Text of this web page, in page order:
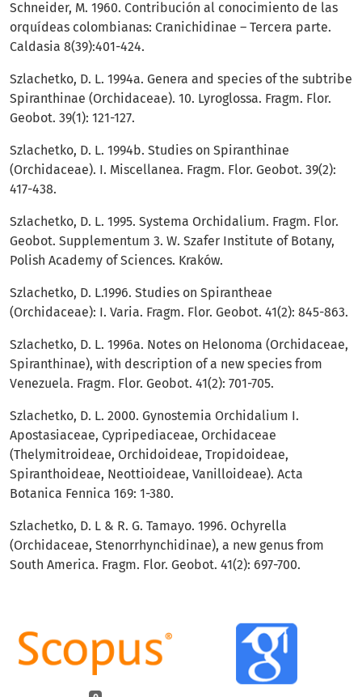
Schneider, M. 1960. Contribución al conocimiento de las
orquídeas colombianas: Cranichidinae – Tercera parte.
Caldasia 8(39):401-424.
Szlachetko, D. L. 1994a. Genera and species of the subtribe
Spiranthinae (Orchidaceae). 10. Lyroglossa. Fragm. Flor.
Geobot. 39(1): 121-127.
Szlachetko, D. L. 1994b. Studies on Spiranthinae
(Orchidaceae). I. Miscellanea. Fragm. Flor. Geobot. 39(2):
417-438.
Szlachetko, D. L. 1995. Systema Orchidalium. Fragm. Flor.
Geobot. Supplementum 3. W. Szafer Institute of Botany,
Polish Academy of Sciences. Kraków.
Szlachetko, D. L.1996. Studies on Spirantheae
(Orchidaceae): I. Varia. Fragm. Flor. Geobot. 41(2): 845-863.
Szlachetko, D. L. 1996a. Notes on Helonoma (Orchidaceae,
Spiranthinae), with description of a new species from
Venezuela. Fragm. Flor. Geobot. 41(2): 701-705.
Szlachetko, D. L. 2000. Gynostemia Orchidalium I.
Apostasiaceae, Cypripediaceae, Orchidaceae
(Thelymitroideae, Orchidoideae, Tropidoideae,
Spiranthoideae, Neottioideae, Vanilloideae). Acta
Botanica Fennica 169: 1-380.
Szlachetko, D. L & R. G. Tamayo. 1996. Ochyrella
(Orchidaceae, Stenorrhynchidinae), a new genus from
South America. Fragm. Flor. Geobot. 41(2): 697-700.